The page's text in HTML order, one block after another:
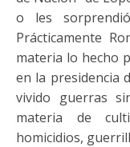
o les
Prácticamente
materia lo hecho
en la presidencia
vivido guerras
materia de
homicidios,